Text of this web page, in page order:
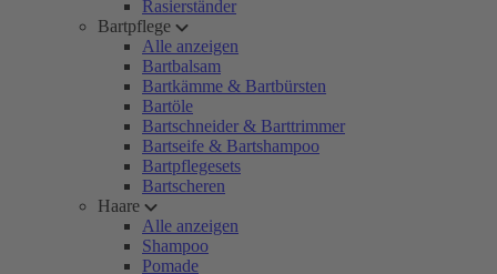
Rasierständer
Bartpflege
Alle anzeigen
Bartbalsam
Bartkämme & Bartbürsten
Bartöle
Bartschneider & Barttrimmer
Bartseife & Bartshampoo
Bartpflegesets
Bartscheren
Haare
Alle anzeigen
Shampoo
Pomade